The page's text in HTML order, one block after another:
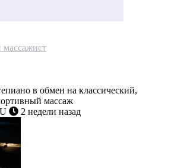
в обмен на классический,
массаж
2 недели назад